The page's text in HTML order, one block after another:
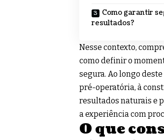
Como garantir
resultados?
Nesse contexto,
como definir o
segura. Ao longo
pré-operatória, à
resultados naturais e
a experiência com
O que